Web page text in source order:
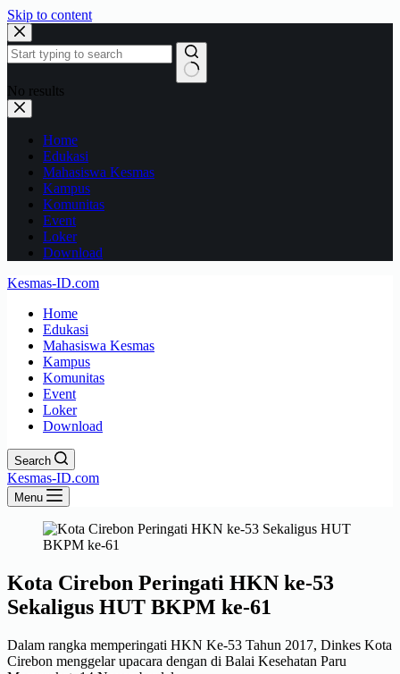
Skip to content
No results
Home
Edukasi
Mahasiswa Kesmas
Kampus
Komunitas
Event
Loker
Download
Kesmas-ID.com
Home
Edukasi
Mahasiswa Kesmas
Kampus
Komunitas
Event
Loker
Download
Search
Kesmas-ID.com
Menu
Kota Cirebon Peringati HKN ke-53
Sekaligus HUT BKPM ke-61
Dalam rangka memperingati HKN Ke-53 Tahun 2017, Dinkes Kota
Cirebon menggelar upacara dengan di Balai Kesehatan Paru